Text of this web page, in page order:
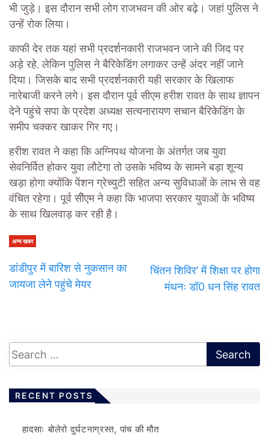
भी जुड़े। इस दौरान सभी लोग राजभवन की ओर बढ़े। जहां पुलिस ने
उन्हें रोक लिया।
काफी देर तक यहां सभी प्रदर्शनकारी राजभवन जाने की जिद पर
अड़े रहे, लेकिन पुलिस ने बैरिकेडिंग लगाकर उन्हें अंदर नहीं जाने
दिया। जिसके बाद सभी प्रदर्शनकारी यही सरकार के खिलाफ
नारेबाजी करने लगे। इस दौरान पूर्व सीएम हरीश रावत के साथ ज्ञापन
देने पहुंचे सपा के प्रदेश अध्यक्ष सत्यनारायण सचान बैरिकेडिंग के
समीप चक्कर खाकर गिर गए।
हरीश रावत ने कहा कि अग्निपथ योजना के अंतर्गत जब युवा
सेवनिर्वित होकर युवा लौटेगा तो उसके भविष्य के सामने बड़ा शून्य
खड़ा होगा क्योंकि पेंशन ग्रेच्युटी सहित अन्य सुविधाओं के लाभ से वह
वंचित रहेगा। पूर्व सीेएम ने कहा कि भाजपा सरकार युवाओं के भविष्य
के साथ खिलवाड़ कर रही है।
अन्य खबर
डांडीपुर में बारिश से नुकसान का
जायजा लेने पहुंचे मेयर
चिंतन शिविर’ में शिक्षा पर होगा
मंथनः डॉ0 धन सिंह रावत
RECENT POSTS
हादसाः बोलेरो दुर्घटनाग्रस्त, पांच की मौत